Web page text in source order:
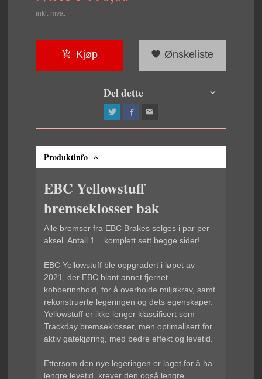
inkl. mva.
Kjøp Ønskeliste
Del dette
Produktinfo
EBC Yellowstuff
bremseklosser bak
Alle bremser fra EBC Brakes selges i par per
aksel. Antall 1 = komplett sett begge sider!
EBC Yellowstuff ble oppgradert i løpet av
2021, der EBC blant annet fjernet
kobberinnhold, for å overholde miljøkrav, samt
rekonstruerte legeringen og dets egenskaper.
Yellowstuff er ikke lenger klassifisert som
Trackday bremseklosser, men optimalisert for
aktiv gatekjøring, med bedre effekt og levetid.
Ettersom den nye legeringen er laget for å ha
lengre levetid, krever den også lengre